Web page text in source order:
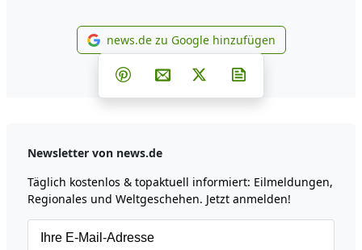
news.de zu Google
news.de zu Google hinzufügen
Teilen auf Facebook
Teilen auf Whatsapp
Teilen auf Telegram
Teilen auf Pinterest
Per E-Mail teilen
Post auf X
Newsletter von news.de
Täglich kostenlos & topaktuell informiert: Eilmeldungen,
Regionales und Weltgeschehen. Jetzt anmelden!